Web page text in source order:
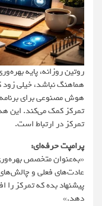
روتین روزانه، پایه
هماهنگ نباشد، خیلی
هوش مصنوعی برای
تمرکز کمک می‌کند. این
تمرکز در ارتباط است.
پرامپت حرفه‌ای:
«به‌عنوان متخصص
عادت‌های فعلی و
پیشنهاد بده که تمرکز
دهد.»